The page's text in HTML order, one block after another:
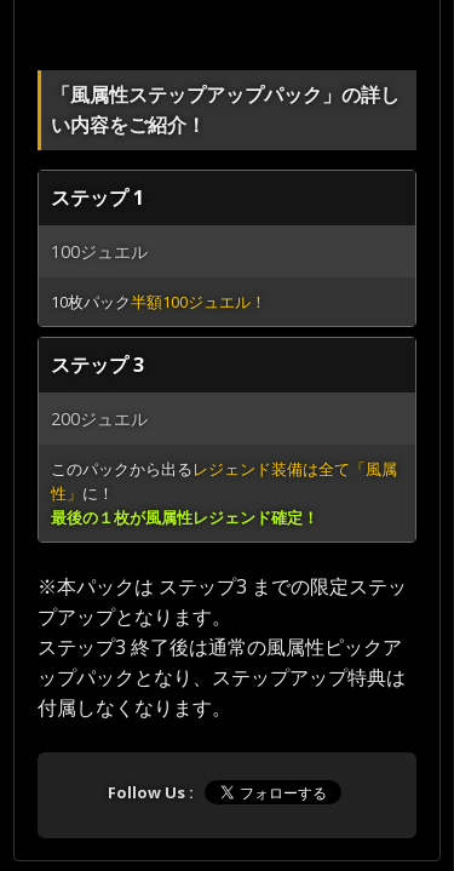
「風属性ステップアップパック」の詳し
い内容をご紹介！
ステップ 1
100ジュエル
10枚パック半額100ジュエル！
ステップ 3
200ジュエル
このパックから出るレジェンド装備は全て「風属
性」 に！
最後の１枚が風属性レジェンド確定！
※本パックは ステップ3 までの限定ステッ
プアップとなります。
ステップ3 終了後は通常の風属性ピックア
ップパックとなり、ステップアップ特典は
付属しなくなります。